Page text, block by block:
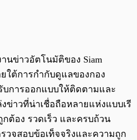
นข่าวอัตโนมัติของ Siam
ใต้การกำกับดูแลของกอง
การออกแบบให้ติดตามและ
ข่าวที่น่าเชื่อถือหลายแห่งแบบเรี
ต้อง รวดเร็ว และครบถ้วน
วจสอบข้อเท็จจริงและความถูก